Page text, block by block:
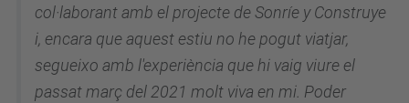
col·laborant amb el projecte de Sonríe y Construye
i, encara que aquest estiu no he pogut viatjar,
segueixo amb l'experiència que hi vaig viure el
passat març del 2021 molt viva en mi. Poder